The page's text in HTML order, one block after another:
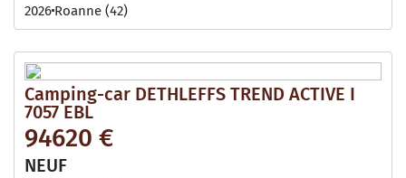
2026 Roanne (42)
Camping-car DETHLEFFS TREND ACTIVE I
7057 EBL
94620 €
NEUF